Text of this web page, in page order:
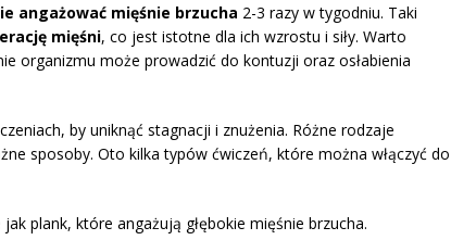
angażować mięśnie brzucha 2-3 razy w tygodniu. Taki
mięśni, co jest istotne dla ich wzrostu i siły. Warto
organizmu może prowadzić do kontuzji oraz osłabienia
by uniknąć stagnacji i znużenia. Różne rodzaje
sposoby. Oto kilka typów ćwiczeń, które można włączyć do
jak plank, które angażują głębokie mięśnie brzucha.